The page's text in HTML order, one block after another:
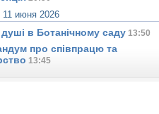
11 июня 2026
душi в Ботанiчному саду 13:50
про співпрацю та
13:45